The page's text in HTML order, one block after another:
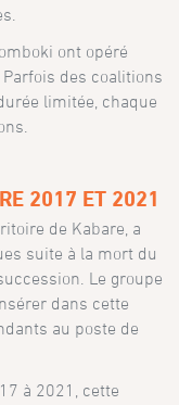
ont opéré
des coalitions
limitée, chaque
2017 ET 2021
de Kabare, a
suite à la mort du
Le groupe
dans cette
au poste de
à 2021, cette